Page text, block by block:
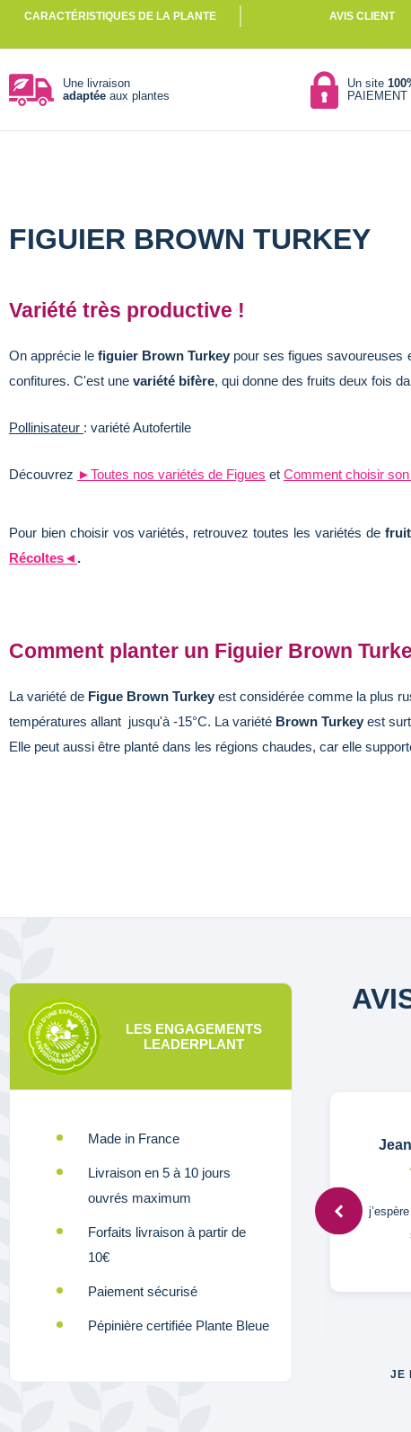
CARACTÉRISTIQUES DE LA PLANTE AVIS CLIENT
Une livraison
adaptée aux plantes
Un site
FIGUIER BROWN TURKEY
Variété très productive !
On apprécie lefiguier Brown Turkey pour ses figues savoureuses
confitures. C'est une variété bifère, qui donne des fruits deux fois
Pollinisateur : variété Autofertile
Découvrez ►Toutes nos variétés de Figues et Comment choisir
Pour bien choisir vos variétés, retrouvez toutes les variétés de
Récoltes◄ .
Comment planter un Figuier Brown
La variété de Figue Brown Turkey est considérée comme la plus
températures allant jusqu'à -15°C. La variété Brown Turkey est
Elle peut aussi être planté dans les régions chaudes, car elle
LES ENGAGEMENTS
LEADERPLANT
Made in France
Livraison en 5 à 10 jours
ouvrés maximum
Forfaits livraison à partir de
10€
Paiement sécurisé
Pépinière certifiée Plante Bleue
T, 18 oct. 2024
ds un pot bcp plus grand car les racines
étaient très compactées et enroulées
JE